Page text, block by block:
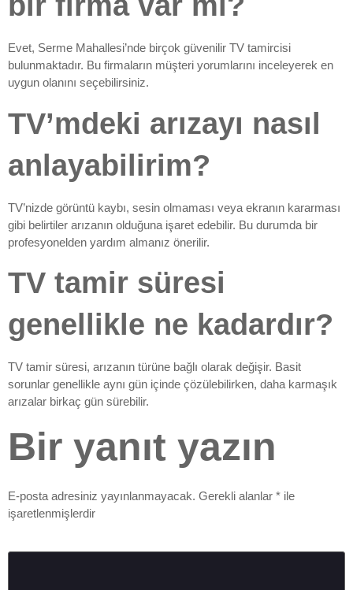
Evet, Serme Mahallesi’nde birçok güvenilir TV tamircisi
bulunmaktadır. Bu firmaların müşteri yorumlarını inceleyerek en
uygun olanını seçebilirsiniz.
TV’mdeki arızayı nasıl
anlayabilirim?
TV’nizde görüntü kaybı, sesin olmaması veya ekranın kararması
gibi belirtiler arızanın olduğuna işaret edebilir. Bu durumda bir
profesyonelden yardım almanız önerilir.
TV tamir süresi
genellikle ne kadardır?
TV tamir süresi, arızanın türüne bağlı olarak değişir. Basit
sorunlar genellikle aynı gün içinde çözülebilirken, daha karmaşık
arızalar birkaç gün sürebilir.
Bir yanıt yazın
E-posta adresiniz yayınlanmayacak. Gerekli alanlar * ile
işaretlenmişlerdir